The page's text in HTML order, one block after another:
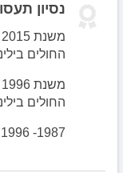
נסיון
החולים
החולים
1987- 1996 כירורג בכיר בבית חולים בילינסון.